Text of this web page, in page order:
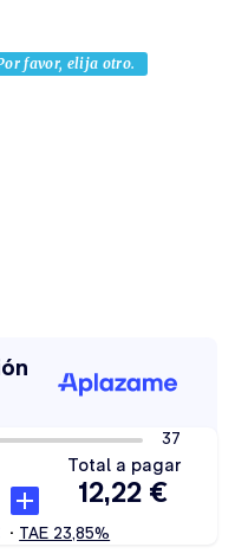
favor, elija otro.